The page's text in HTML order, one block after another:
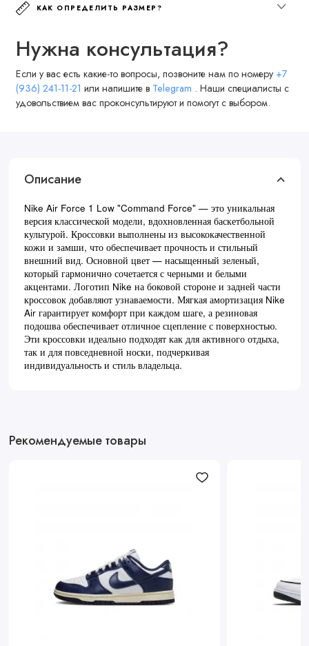
КАК ОПРЕДЕЛИТЬ РАЗМЕР?
Нужна консультация?
Если у вас есть какие-то вопросы, позвоните нам по номеру +7
(936) 241-11-21 или напишите в Telegram . Наши специалисты с
удовольствием вас проконсультируют и помогут с выбором.
Описание
Nike Air Force 1 Low "Command Force" — это уникальная
версия классической модели, вдохновленная баскетбольной
культурой. Кроссовки выполнены из высококачественной
кожи и замши, что обеспечивает прочность и стильный
внешний вид. Основной цвет — насыщенный зеленый,
который гармонично сочетается с черными и белыми
акцентами. Логотип Nike на боковой стороне и задней части
кроссовок добавляют узнаваемости. Мягкая амортизация Nike
Air гарантирует комфорт при каждом шаге, а резиновая
подошва обеспечивает отличное сцепление с поверхностью.
Эти кроссовки идеально подходят как для активного отдыха,
так и для повседневной носки, подчеркивая
индивидуальность и стиль владельца.
Рекомендуемые товары